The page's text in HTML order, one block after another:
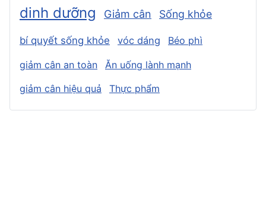
dinh dưỡng Giảm cân Sống khỏe
bí quyết sống khỏe vóc dáng Béo phì
giảm cân an toàn
Ăn uống lành mạnh
giảm cân hiệu quả
Thực phẩm